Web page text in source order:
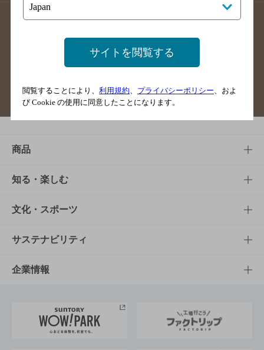
店舗登録方法のご案内
店舗情報更新方法のご案内
サイトマップ ご意見・ご感想 利用規約
商品
商品TOP
商品一覧
商品発売情報
栄養成分一覧
知る・楽しむ
知る・楽しむTOP
キャンペーン
工場見学
地域情報
文化・スポーツ
文化・スポーツTOP
サントリーホール
サントリーサンバーズ大阪
サステナビリティ
サステナビリティTOP
サントリーが考えるサステナビリティ経営
企業情報
企業概要
サイトを閲覧する
閲覧することにより、 利用規約、 プライバシーポリシー、およ
び Cookie の使用に同意したことになります。